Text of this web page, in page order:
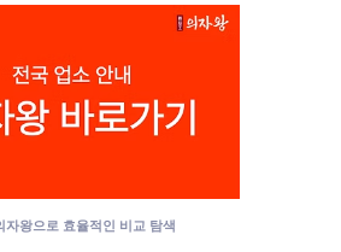
왕으로 효율적인 비교 탐색